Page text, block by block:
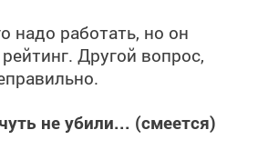
надо работать, но он
Другой вопрос,
не убили... (смеется)